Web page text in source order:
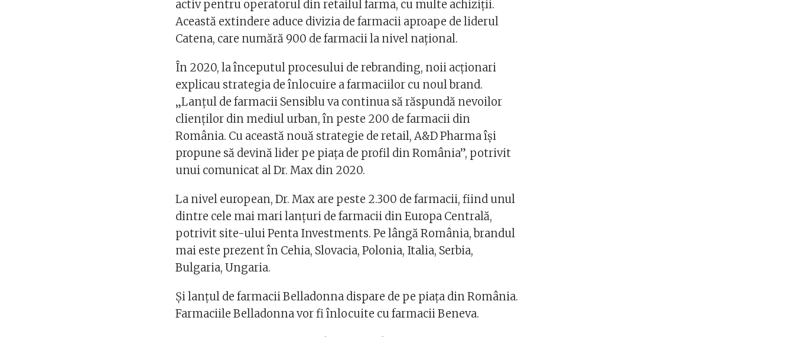
activ pentru operatorul din retailul farma, cu multe achiziţii.
Această extindere aduce divizia de farmacii aproape de liderul
Catena, care numără 900 de farmacii la nivel naţional.
În 2020, la începutul procesului de rebranding, noii acţionari
explicau strategia de înlocuire a farmaciilor cu noul brand.
„Lanţul de farmacii Sensiblu va continua să răspundă nevoilor
clienţilor din mediul urban, în peste 200 de farmacii din
România. Cu această nouă strategie de retail, A&D Pharma îşi
propune să devină lider pe piaţa de profil din România”, potrivit
unui comunicat al Dr. Max din 2020.
La nivel european, Dr. Max are peste 2.300 de farmacii, fiind unul
dintre cele mai mari lanţuri de farmacii din Europa Centrală,
potrivit site-ului Penta Investments. Pe lângă România, brandul
mai este prezent în Cehia, Slovacia, Polonia, Italia, Serbia,
Bulgaria, Ungaria.
Şi lanțul de farmacii Belladonna dispare de pe piața din România.
Farmaciile Belladonna vor fi înlocuite cu farmacii Beneva.